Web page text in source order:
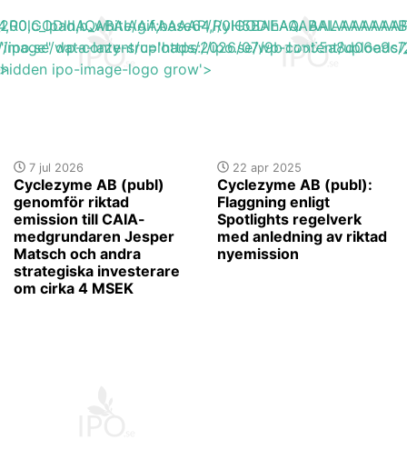
wp-content/uploads/2026/07/
7 jul 2026
Cyclezyme AB (publ)
genomför riktad
emission till CAIA-
medgrundaren Jesper
Matsch och andra
strategiska investerare
om cirka 4 MSEK
data-lazy-src='https://ipo.se/wp-content/
ipo-image-logo grow'>
22 apr 2025
Cyclezyme AB (publ):
Flaggning enligt
Spotlights regelverk
med anledning av riktad
nyemission